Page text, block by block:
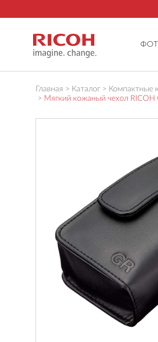
Главная Каталог Компактные
Мягкий кожаный чехол RICOH